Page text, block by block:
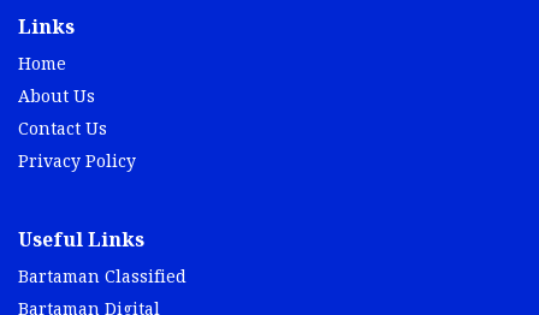
Links
Home
About Us
Contact Us
Privacy Policy
Useful Links
Bartaman Classified